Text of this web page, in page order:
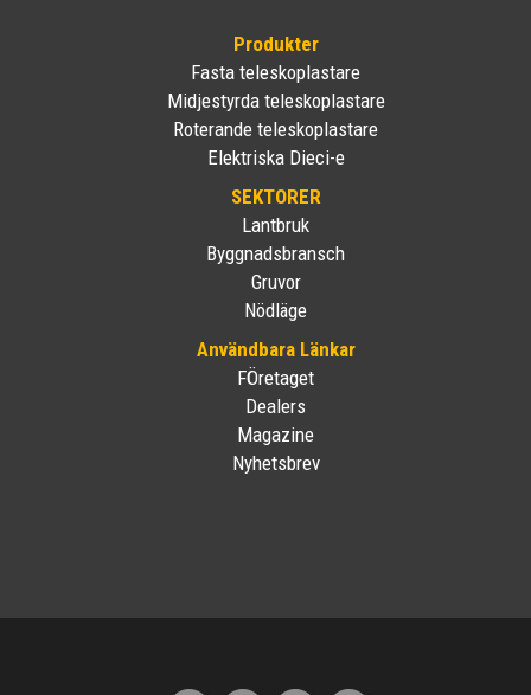
Produkter
Fasta teleskoplastare
Midjestyrda teleskoplastare
Roterande teleskoplastare
Elektriska Dieci-e
SEKTORER
Lantbruk
Byggnadsbransch
Gruvor
Nödläge
Användbara Länkar
FÖretaget
Dealers
Magazine
Nyhetsbrev